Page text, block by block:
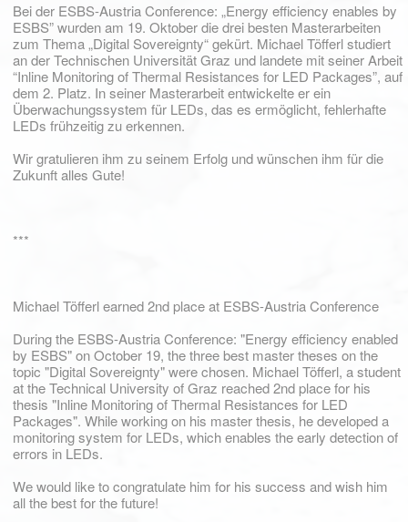
Bei der ESBS-Austria Conference: „Energy efficiency enables by
ESBS” wurden am 19. Oktober die drei besten Masterarbeiten
zum Thema „Digital Sovereignty“ gekürt. Michael Töfferl studiert
an der Technischen Universität Graz und landete mit seiner Arbeit
“Inline Monitoring of Thermal Resistances for LED Packages”, auf
dem 2. Platz. In seiner Masterarbeit entwickelte er ein
Überwachungssystem für LEDs, das es ermöglicht, fehlerhafte
LEDs frühzeitig zu erkennen.
Wir gratulieren ihm zu seinem Erfolg und wünschen ihm für die
Zukunft alles Gute!
***
Michael Töfferl earned 2nd place at ESBS-Austria Conference
During the ESBS-Austria Conference: "Energy efficiency enabled
by ESBS" on October 19, the three best master theses on the
topic "Digital Sovereignty" were chosen. Michael Töfferl, a student
at the Technical University of Graz reached 2nd place for his
thesis "Inline Monitoring of Thermal Resistances for LED
Packages". While working on his master thesis, he developed a
monitoring system for LEDs, which enables the early detection of
errors in LEDs.
We would like to congratulate him for his success and wish him
all the best for the future!